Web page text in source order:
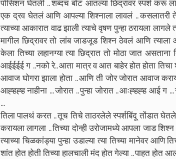
पोसिशन घेतली .. शब्दच बोट आतल्या छिद्रावर स्पर्श करू
एक द्रव घेतलं आणि आपल्या शिश्नाला लावलं .. कसलातरी
त्याच्या आकारात वाढ झाली त्याचे वृषण पुन्हा ठरायला लागले
मागील छिद्रावर तो लांब जाडजूड शिश्न ठेवलं आणि
केला तिच्या लहानग्या त्या छिद्रात तो मोठा जात
आईईईई ग ..नको रे.. आता मात्र व आत बाहेर होत होता तिचा
आवाज घोगरा झाला होता .. आणि ती जोर जोरात आवाज
आह्हह्ह नाहीना ... जोरात .. पुन्हा जोरात .. आःह्हह्ह आई ग
...
तिला पालथं करत .. तूच तिचे ताठरलेले स्पर्शबिंदू तोंडात घेतले
करायला लागला .. तिच्या दोन्ही उरोजामध्ये आपला जाड
त्याच्या चिळकांड्या पुन्हा उडाल्या त्या तिच्या मानेवर आणि
शांत होत होती तिच्या हालचाली मंद होत गेल्या .. पाहत होत